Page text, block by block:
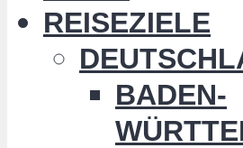
REISEZIELE
BADEN-